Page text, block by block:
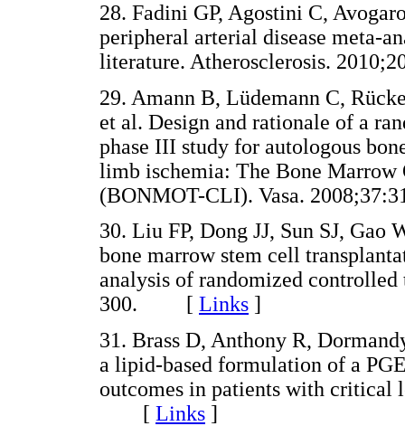
28. Fadini GP, Agostini C,
peripheral arterial disease meta-
literature. Atherosclerosis.
29. Amann B, Lüdemann C,
et al. Design and rationale of a
phase III study for autologous
limb ischemia: The Bone
(BONMOT-CLI). Vasa.
30. Liu FP, Dong JJ, Sun SJ,
bone marrow stem cell
analysis of randomized
300. [ Links ]
31. Brass D, Anthony R,
a lipid-based formulation of a
outcomes in patients with critical
[ Links ]